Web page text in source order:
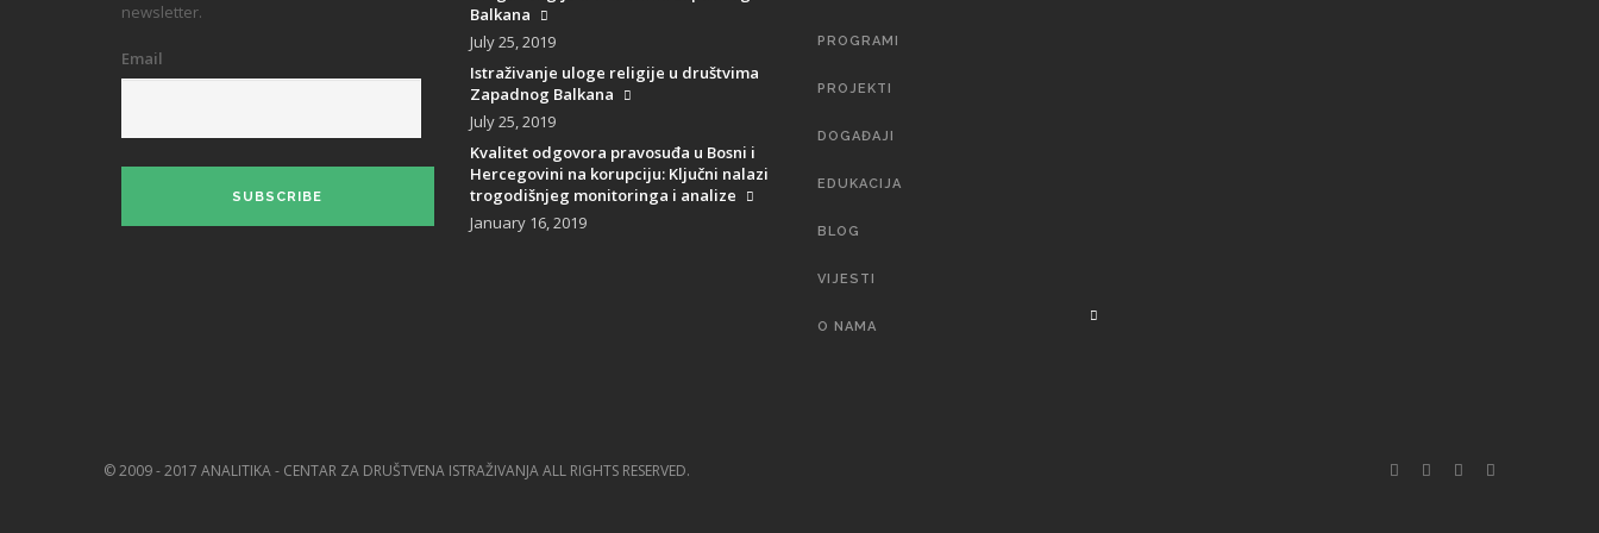
newsletter.
Email
SUBSCRIBE
Balkana
July 25, 2019
Istraživanje uloge religije u društvima
Zapadnog Balkana
July 25, 2019
Kvalitet odgovora pravosuđa u Bosni i
Hercegovini na korupciju: Ključni nalazi
trogodišnjeg monitoringa i analize
January 16, 2019
PROGRAMI
PROJEKTI
DOGAĐAJI
EDUKACIJA
BLOG
VIJESTI
O NAMA
© 2009 - 2017 ANALITIKA - CENTAR ZA DRUŠTVENA ISTRAŽIVANJA ALL RIGHTS RESERVED.